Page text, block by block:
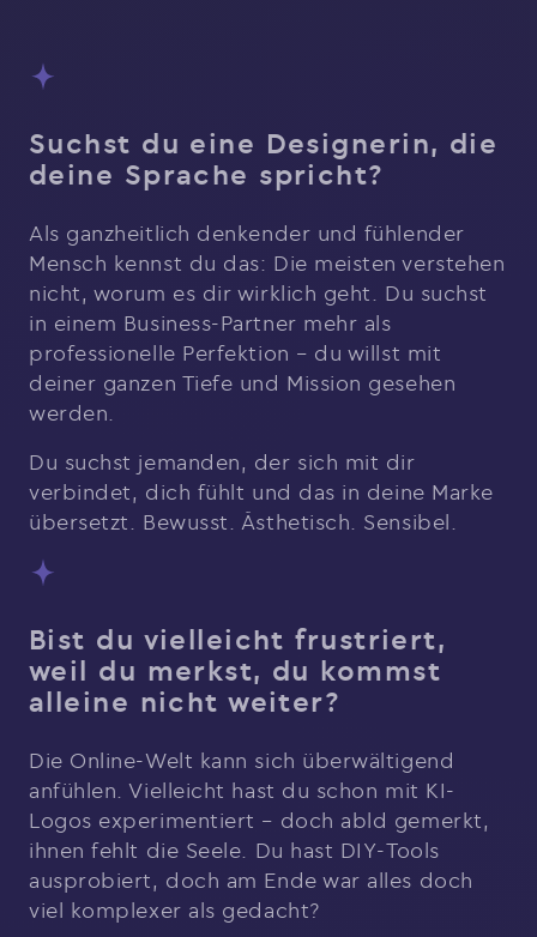
Suchst du eine Designerin, die
deine Sprache spricht?
Als ganzheitlich denkender und fühlender
Mensch kennst du das: Die meisten verstehen
nicht, worum es dir wirklich geht. Du suchst
in einem Business-Partner mehr als
professionelle Perfektion – du willst mit
deiner ganzen Tiefe und Mission gesehen
werden.
Du suchst jemanden, der sich mit dir
verbindet, dich fühlt und das in deine Marke
übersetzt. Bewusst. Ästhetisch. Sensibel.
Bist du vielleicht frustriert,
weil du merkst, du kommst
alleine nicht weiter?
Die Online-Welt kann sich überwältigend
anfühlen. Vielleicht hast du schon mit KI-
Logos experimentiert – doch abld gemerkt,
ihnen fehlt die Seele. Du hast DIY-Tools
ausprobiert, doch am Ende war alles doch
viel komplexer als gedacht?